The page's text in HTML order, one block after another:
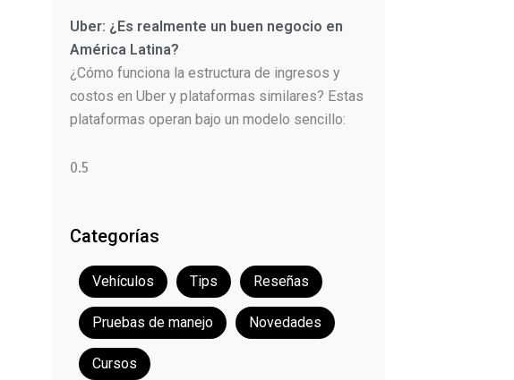
Uber: ¿Es realmente un buen negocio en
América Latina?
¿Cómo funciona la estructura de ingresos y
costos en Uber y plataformas similares? Estas
plataformas operan bajo un modelo sencillo:
Categorías
Vehículos Tips Reseñas
Pruebas de manejo Novedades
Cursos